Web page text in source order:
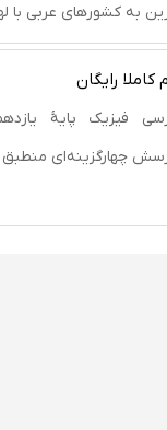
به كشورهاى عربى
رایگان
در درس‌نامه‌ها ۱۳۰۷ پرسش